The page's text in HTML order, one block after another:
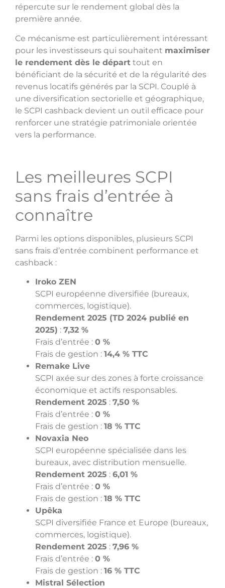
répercute sur le rendement global dès la
première année.
Ce mécanisme est particulièrement intéressant
pour les investisseurs qui souhaitent maximiser
le rendement dès le départ tout en
bénéficiant de la sécurité et de la régularité des
revenus locatifs générés par la SCPI. Couplé à
une diversification sectorielle et géographique,
le SCPI cashback devient un outil efficace pour
renforcer une stratégie patrimoniale orientée
vers la performance.
Les meilleures SCPI
sans frais d’entrée à
connaître
Parmi les options disponibles, plusieurs SCPI
sans frais d’entrée combinent performance et
cashback :
Iroko ZEN
SCPI européenne diversifiée (bureaux,
commerces, logistique).
Rendement 2025 (TD 2024 publié en
2025) : 7,32 %
Frais d’entrée : 0 %
Frais de gestion : 14,4 % TTC
Remake Live
SCPI axée sur des zones à forte croissance
économique et actifs responsables.
Rendement 2025 : 7,50 %
Frais d’entrée : 0 %
Frais de gestion : 18 % TTC
Novaxia Neo
SCPI européenne spécialisée dans les
bureaux, avec distribution mensuelle.
Rendement 2025 : 6,01 %
Frais d’entrée : 0 %
Frais de gestion : 18 % TTC
Upêka
SCPI diversifiée France et Europe (bureaux,
commerces, logistique).
Rendement 2025 : 7,96 %
Frais d’entrée : 0 %
Frais de gestion : 16 % TTC
Mistral Sélection